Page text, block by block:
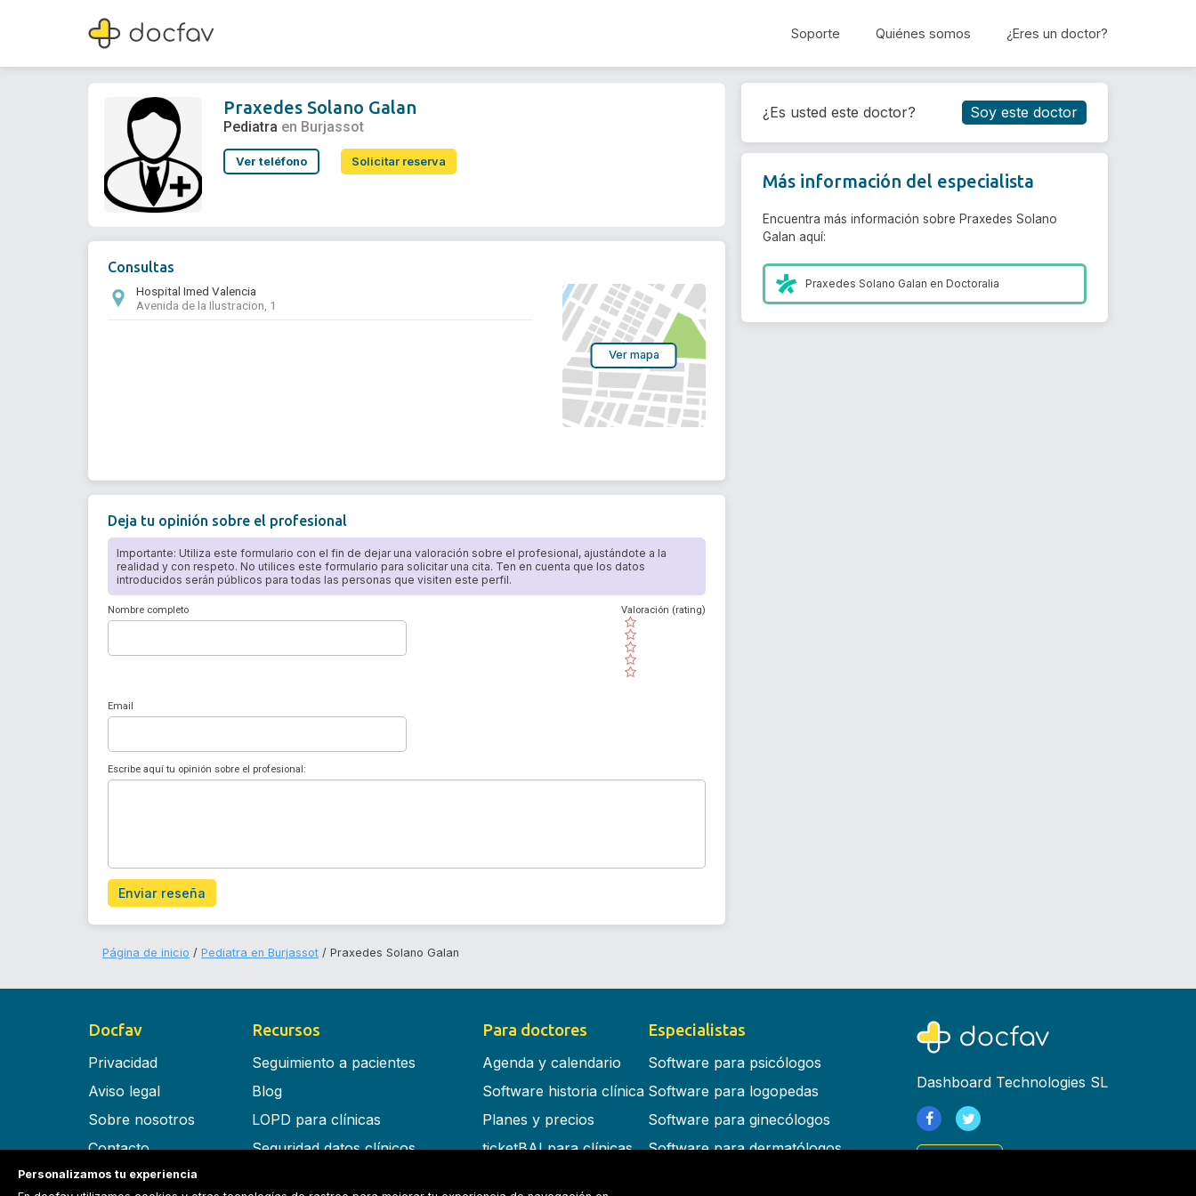
Soporte Quiénes somos ¿Eres un doctor?
Praxedes Solano Galan
Pediatra
Reservar cita
Praxedes Solano Galan
Pediatra en Burjassot
Ver teléfono Solicitar reserva
Consultas
Hospital Imed Valencia
Avenida de la Ilustracion, 1
Ver mapa
Deja tu opinión sobre el profesional
Importante: Utiliza este formulario con el fin de dejar una valoración sobre el profesional, ajustándote a la
realidad y con respeto. No utilices este formulario para solicitar una cita. Ten en cuenta que los datos
introducidos serán públicos para todas las personas que visiten este perfil.
Nombre completo
( )
( )
( )
( )
( )
Valoración (rating)
Email
Escribe aquí tu opinión sobre el profesional:
Enviar reseña
¿Es usted este doctor? Soy este doctor
Más información del especialista
Encuentra más información sobre Praxedes Solano
Galan aquí:
Praxedes Solano Galan enDoctoralia
Página de inicio Pediatra en Burjassot Praxedes Solano Galan
Docfav
Privacidad
Aviso legal
Sobre nosotros
Contacto
Términos y condiciones
Recursos
Seguimiento a pacientes
Blog
LOPD para clínicas
Seguridad datos clínicos
Para doctores
Agenda y calendario
Software historia clínica
Planes y precios
ticketBAI para clínicas
Especialistas
Software para psicólogos
Software para logopedas
Software para ginecólogos
Software para dermatólogos
Dashboard Technologies SL
Personalizamos tu experiencia